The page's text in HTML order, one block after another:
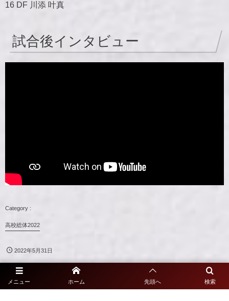
16 DF 川添 叶真
試合後インタビュー
高校総体2022
2022年5月31日
メニュー 検索
ホーム 先頭へ